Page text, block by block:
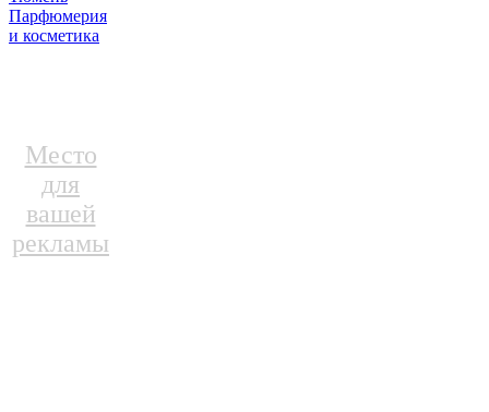
Парфюмерия
и косметика
Место
для
вашей
рекламы